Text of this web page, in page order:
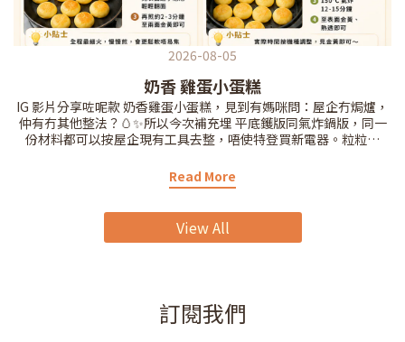
2026-08-05
奶香 雞蛋小蛋糕
IG 影片分享咗呢款 奶香雞蛋小蛋糕，見到有媽咪問：屋企冇焗爐，
仲有冇其他整法？🥚✨所以今次補充埋 平底鑊版同氣炸鍋版，同一
份材料都可以按屋企現有工具去整，唔使特登買新電器。粒粒細
麥冇敏感嘅 BB。砂糖可以省略，味道會更清淡。無論用邊種方法，
都要確保中心完全熟透、唔可以濕黏；每次按 BB 咀嚼能力切成合適
今次記得再收藏埋呢個補充版啦💛
Read More
View All
訂閱我們